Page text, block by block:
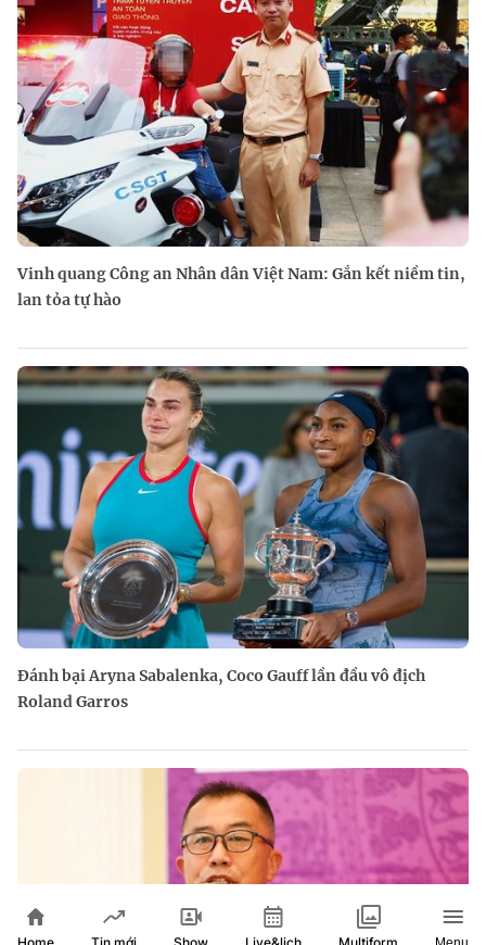
Vinh quang Công an Nhân dân Việt Nam: Gắn kết niềm tin,
lan tỏa tự hào
Đánh bại Aryna Sabalenka, Coco Gauff lần đầu vô địch
Roland Garros